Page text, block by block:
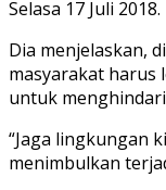
Selasa 17 Juli 2018.
Dia menjelaskan,
masyarakat harus
untuk
“Jaga lingkungan
menimbulkan